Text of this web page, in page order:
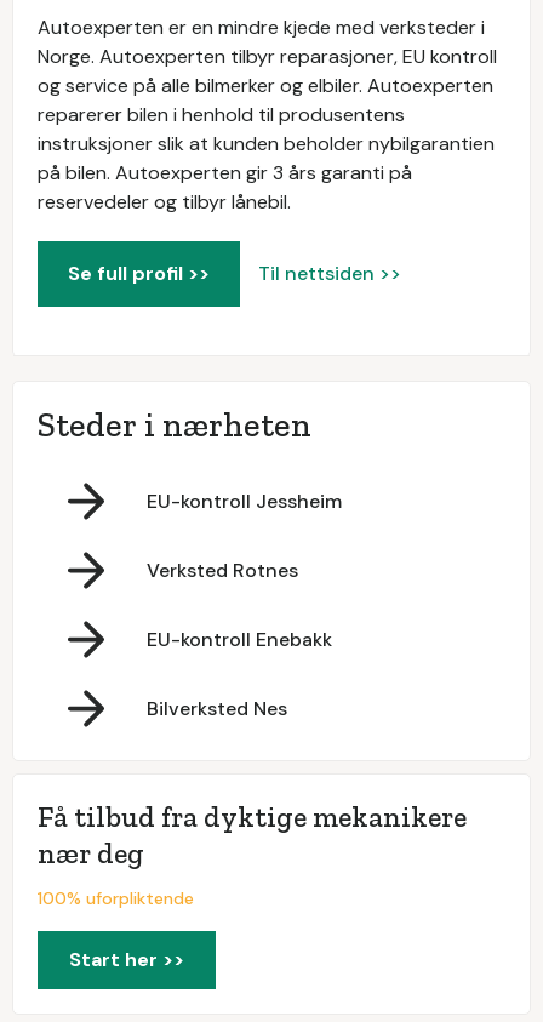
Autoexperten er en mindre kjede med verksteder i
Norge. Autoexperten tilbyr reparasjoner, EU kontroll
og service på alle bilmerker og elbiler. Autoexperten
reparerer bilen i henhold til produsentens
instruksjoner slik at kunden beholder nybilgarantien
på bilen. Autoexperten gir 3 års garanti på
reservedeler og tilbyr lånebil.
Se full profil >> Til nettsiden >>
Steder i nærheten
EU-kontroll Jessheim
Verksted Rotnes
EU-kontroll Enebakk
Bilverksted Nes
Få tilbud fra dyktige mekanikere
nær deg
100% uforpliktende
Start her >>